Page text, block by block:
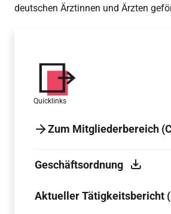
deutschen Ärztinnen und Ärzten
Quicklinks
Zum Mitgliederbereich
Geschäftsordnung
Aktueller Tätigkeitsbericht